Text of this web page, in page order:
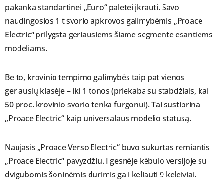
pakanka standartinei „Euro“ paletei įkrauti. Savo
naudingosios 1 t svorio apkrovos galimybėmis „Proace
Electric“ prilygsta geriausiems šiame segmente esantiems
modeliams.
Be to, krovinio tempimo galimybės taip pat vienos
geriausių klasėje – iki 1 tonos (priekaba su stabdžiais, kai
50 proc. krovinio svorio tenka furgonui). Tai sustiprina
„Proace Electric“ kaip universalaus modelio statusą.
Naujasis „Proace Verso Electric“ buvo sukurtas remiantis
„Proace Electric“ pavyzdžiu. Ilgesnėje kėbulo versijoje su
dvigubomis šoninėmis durimis gali keliauti 9 keleiviai.